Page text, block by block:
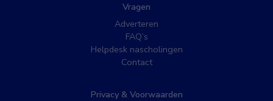
Vragen
Adverteren
FAQ’s
Helpdesk nascholingen
Contact
Privacy & Voorwaarden